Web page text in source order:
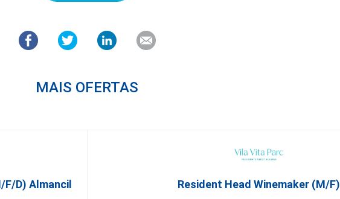
MAIS OFERTAS
f/d) Almancil Resident Head Winemaker (m/f)